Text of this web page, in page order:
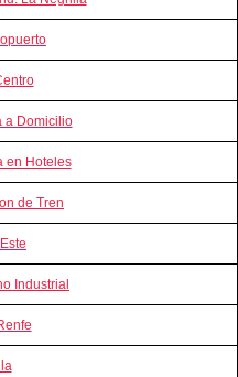
a Domicilio
en Hoteles
de Tren
Industrial